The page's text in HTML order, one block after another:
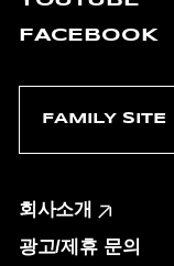
FACEBOOK
회사소개
광고/제휴 문의